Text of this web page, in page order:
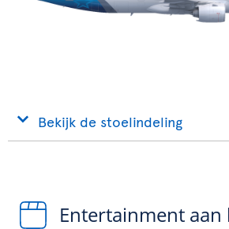
Bekijk de stoelindeling
Entertainment